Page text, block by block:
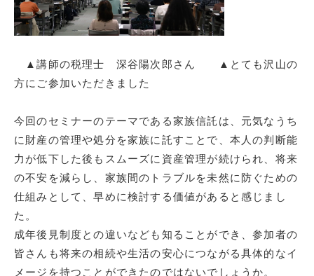
▲講師の税理士 深谷陽次郎さん ▲とても沢山の
方にご参加いただきました
今回のセミナーのテーマである家族信託は、元気なうち
に財産の管理や処分を家族に託すことで、本人の判断能
力が低下した後もスムーズに資産管理が続けられ、将来
の不安を減らし、家族間のトラブルを未然に防ぐための
仕組みとして、早めに検討する価値があると感じまし
た。
成年後見制度との違いなども知ることができ、参加者の
皆さんも将来の相続や生活の安心につながる具体的なイ
メージを持つことができたのではないでしょうか。